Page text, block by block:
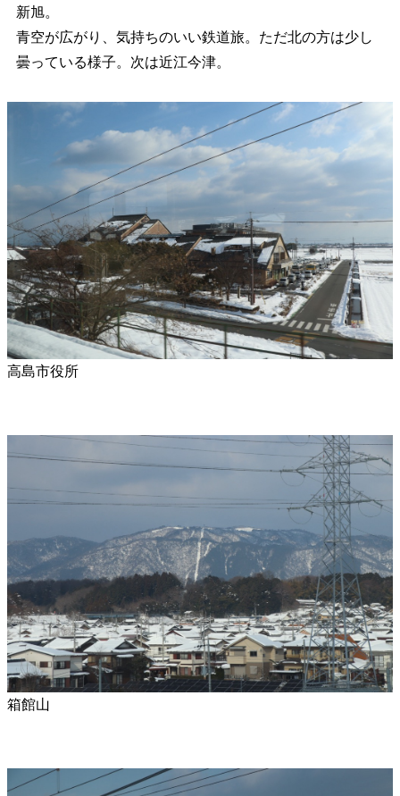
新旭。
青空が広がり、気持ちのいい鉄道旅。ただ北の方は少し
曇っている様子。次は近江今津。
高島市役所
箱館山